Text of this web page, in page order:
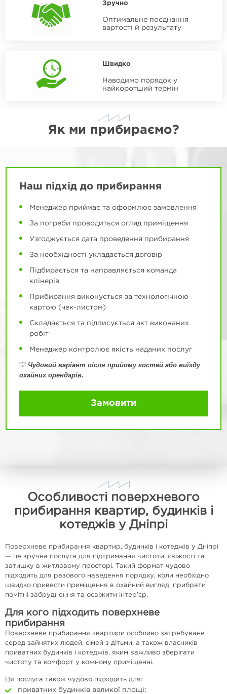
Зручно
Оптимальне поєднання
вартості й результату
Швидко
Наводимо порядок у
найкоротший термін
Як ми прибираємо?
Наш підхід до прибирання
Менеджер приймає та оформлює замовлення
За потреби проводиться огляд приміщення
Узгоджується дата проведення прибирання
За необхідності укладається договір
Підбирається та направляється команда
клінерів
Прибирання виконується за технологічною
картою (чек-листом)
Складається та підписується акт виконаних
робіт
Менеджер контролює якість наданих послуг
💡 Чудовий варіант після прийому гостей або виїзду
охайних орендарів.
Замовити
Особливості поверхневого
прибирання квартир, будинків і
котеджів у Дніпрі
Поверхневе прибирання квартир, будинків і котеджів у Дніпрі
— це зручна послуга для підтримання чистоти, свіжості та
затишку в житловому просторі. Такий формат чудово
підходить для разового наведення порядку, коли необхідно
швидко привести приміщення в охайний вигляд, прибрати
помітні забруднення та освіжити інтер’єр.
Для кого підходить поверхневе
прибирання
Поверхневе прибирання квартири особливо затребуване
серед зайнятих людей, сімей з дітьми, а також власників
приватних будинків і котеджів, яким важливо зберігати
чистоту та комфорт у кожному приміщенні.
Ця послуга також чудово підходить для:
приватних будинків великої площі;